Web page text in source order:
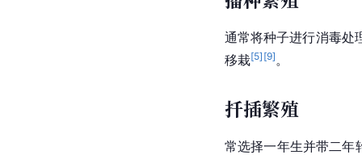
通常将种子进行消毒处
移栽[5] [9]。
扦插繁殖
常选择一年生并带二年